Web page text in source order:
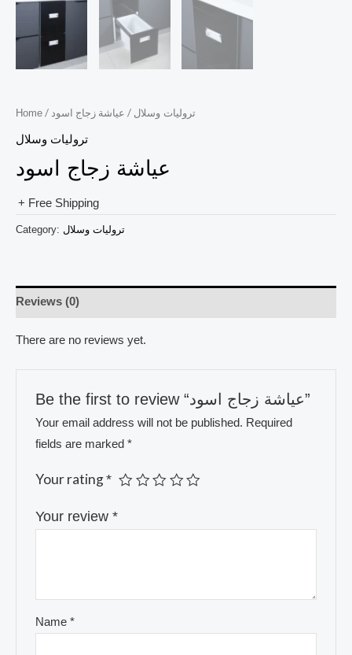
Home / تروليات وسلال / عياشة زجاج اسود
تروليات وسلال
عياشة زجاج اسود
+ Free Shipping
Category: تروليات وسلال
Reviews (0)
There are no reviews yet.
Be the first to review “عياشة زجاج اسود”
Your email address will not be published. Required
fields are marked*
Your rating*
Your review*
Name*